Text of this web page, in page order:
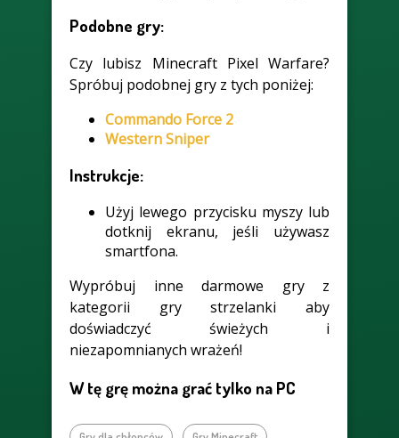
Podobne gry:
Czy lubisz Minecraft Pixel Warfare?
Spróbuj podobnej gry z tych poniżej:
Commando Force 2
Western Sniper
Instrukcje:
Użyj lewego przycisku myszy lub
dotknij ekranu, jeśli używasz
smartfona.
Wypróbuj inne darmowe gry z
kategorii gry strzelanki aby
doświadczyć świeżych i
niezapomnianych wrażeń!
W tę grę można grać tylko na PC